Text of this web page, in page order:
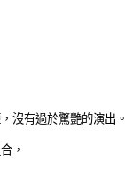
沒有過於驚艷的演出。
，